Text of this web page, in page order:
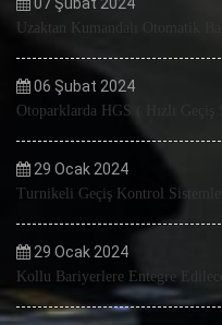
Uzaktan Kumandalı Otomatik
06 Şubat 2024
Otoparklarda HGS ( Hızlı Geçiş
29 Ocak 2024
Turnikeli Geçiş Kontrol Sistemleri
29 Ocak 2024
Kollu Bariyerlere Entegre